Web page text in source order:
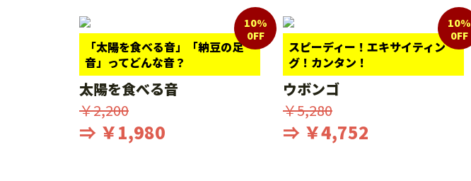
「太陽を食べる音」「納豆の足
音」ってどんな音？
10%
0FF
太陽を食べる音
￥2,200
⇒ ￥1,980
スピーディー！エキサイティン
グ！カンタン！
10%
0FF
ウボンゴ
￥5,280
⇒ ￥4,752